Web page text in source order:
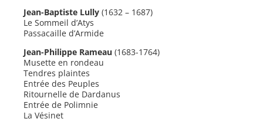
Jean-Baptiste Lully (1632 – 1687)
Le Sommeil d’Atys
Passacaille d’Armide
Jean-Philippe Rameau (1683-1764)
Musette en rondeau
Tendres plaintes
Entrée des Peuples
Ritournelle de Dardanus
Entrée de Polimnie
La Vésinet